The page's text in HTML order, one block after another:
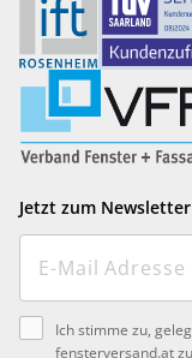
Jetzt zum
Ich stimme zu,
fensterversand.at